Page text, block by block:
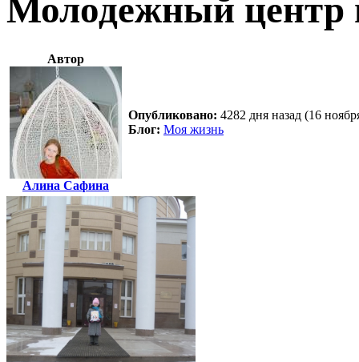
Молодежный центр
Автор
Алина Сафина
Опубликовано: 4282 дня назад (16
Блог: Моя жизнь